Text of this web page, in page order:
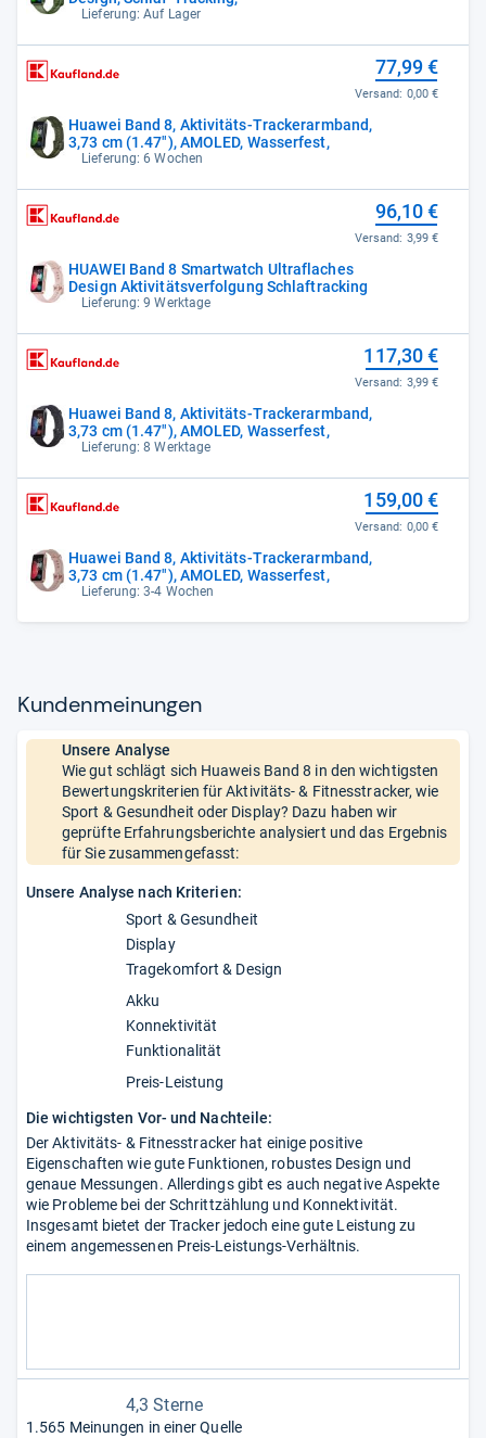
Lieferung: Auf Lager
Huawei Band 8, Aktivitäts-Trackerarmband,
3,73 cm (1.47"), AMOLED, Wasserfest,
Lieferung: 6 Wochen
77,99 €
Versand: 0,00 €
HUAWEI Band 8 Smartwatch Ultraflaches
Design Aktivitätsverfolgung Schlaftracking
Lieferung: 9 Werktage
96,10 €
Versand: 3,99 €
Huawei Band 8, Aktivitäts-Trackerarmband,
3,73 cm (1.47"), AMOLED, Wasserfest,
Lieferung: 8 Werktage
117,30 €
Versand: 3,99 €
Huawei Band 8, Aktivitäts-Trackerarmband,
3,73 cm (1.47"), AMOLED, Wasserfest,
Lieferung: 3-4 Wochen
159,00 €
Versand: 0,00 €
Kun­den­mei­nun­gen
Unsere Analyse
Wie gut schlägt sich Huaweis Band 8 in den wichtigsten
Bewertungskriterien für Aktivitäts- & Fitnesstracker, wie
Sport & Gesundheit oder Display? Dazu haben wir
geprüfte Erfahrungsberichte analysiert und das Ergebnis
für Sie zusammengefasst:
Unsere Analyse nach Kriterien:
Sport & Gesundheit
Display
Tragekomfort & Design
Akku
Konnektivität
Funktionalität
Preis-Leistung
Die wichtigsten Vor- und Nachteile:
Der Aktivitäts- & Fitnesstracker hat einige positive
Eigenschaften wie gute Funktionen, robustes Design und
genaue Messungen. Allerdings gibt es auch negative Aspekte
wie Probleme bei der Schrittzählung und Konnektivität.
Insgesamt bietet der Tracker jedoch eine gute Leistung zu
einem angemessenen Preis-Leistungs-Verhältnis.
4,3 Sterne
1.565 Meinungen in einer Quelle